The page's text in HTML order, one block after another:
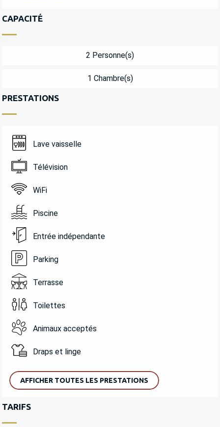
CAPACITÉ
2 Personne(s)
1 Chambre(s)
PRESTATIONS
Lave vaisselle
Télévision
WiFi
Piscine
Entrée indépendante
Parking
Terrasse
Toilettes
Animaux acceptés
Draps et linge
AFFICHER TOUTES LES PRESTATIONS
TARIFS